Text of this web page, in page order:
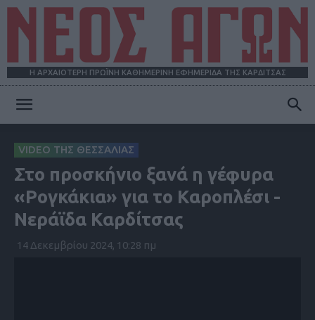
Η ΑΡΧΑΙΟΤΕΡΗ ΠΡΩΪΝΗ ΚΑΘΗΜΕΡΙΝΗ ΕΦΗΜΕΡΙΔΑ ΤΗΣ ΚΑΡΔΙΤΣΑΣ
ΑΓΩΝ
VIDEO ΤΗΣ ΘΕΣΣΑΛΙΑΣ
Στο προσκήνιο ξανά η γέφυρα
«Ρογκάκια» για το Καροπλέσι -
Νεράϊδα Καρδίτσας
14 Δεκεμβρίου 2024, 10:28 πμ